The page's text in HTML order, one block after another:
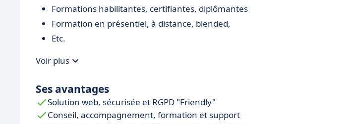
Formations habilitantes, certifiantes, diplômantes
Formation en présentiel, à distance, blended,
Etc.
Voir plus
Ses avantages
Solution web, sécurisée et RGPD "Friendly"
Conseil, accompagnement, formation et support